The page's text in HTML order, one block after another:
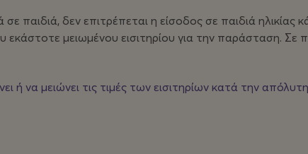
ξέρουν να φυλάγονται. Όμως, για πόσο ακόμα;
παιδιά, δεν επιτρέπεται η είσοδος σε παιδιά ηλικίας
μειωμένου εισιτηρίου για την παράσταση. Σε
ή να μειώνει τις τιμές των εισιτηρίων κατά την